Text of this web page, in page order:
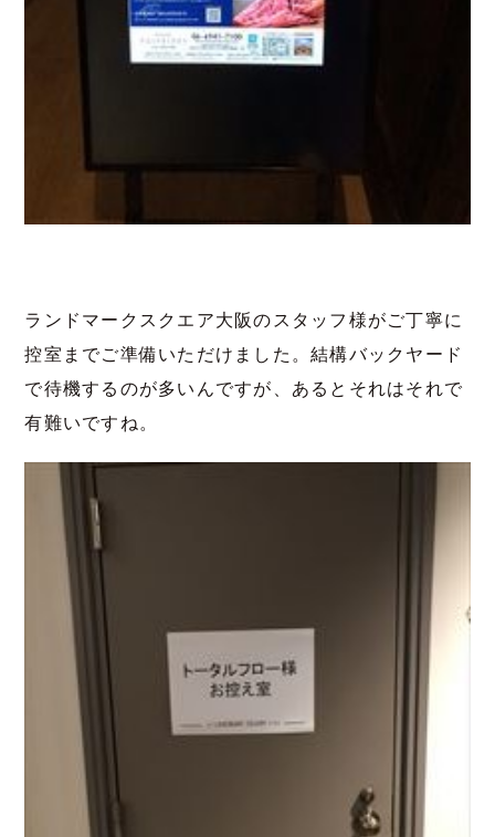
ランドマークスクエア大阪のスタッフ様がご丁寧に
控室までご準備いただけました。結構バックヤード
で待機するのが多いんですが、あるとそれはそれで
有難いですね。